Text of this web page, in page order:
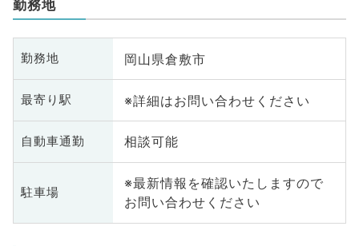
勤務地
勤務地 岡山県倉敷市
最寄り駅 ※詳細はお問い合わせください
自動車通勤 相談可能
駐車場
※最新情報を確認いたしますので
お問い合わせください